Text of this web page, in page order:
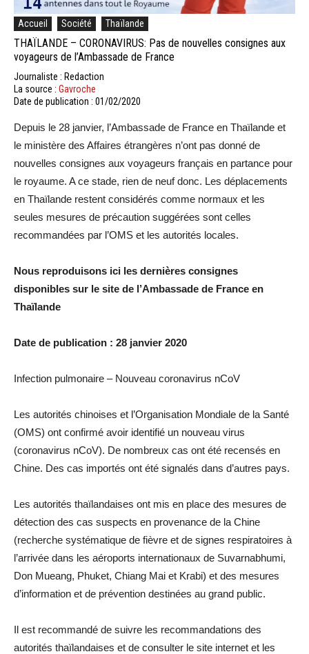
Accueil Société Thaïlande
THAÏLANDE – CORONAVIRUS: Pas de nouvelles consignes aux
voyageurs de l’Ambassade de France
Journaliste : Redaction
La source : Gavroche
Date de publication : 01/02/2020
Depuis le 28 janvier, l’Ambassade de France en Thaïlande et
le ministère des Affaires étrangères n’ont pas donné de
nouvelles consignes aux voyageurs français en partance pour
le royaume. A ce stade, rien de neuf donc. Les déplacements
en Thaïlande restent considérés comme normaux et les
seules mesures de précaution suggérées sont celles
recommandées par l’OMS et les autorités locales.
Nous reproduisons ici les dernières consignes
disponibles sur le site de l’Ambassade de France en
Thaïlande
Date de publication : 28 janvier 2020
Infection pulmonaire – Nouveau coronavirus nCoV
Les autorités chinoises et l’Organisation Mondiale de la Santé
(OMS) ont confirmé avoir identifié un nouveau virus
(coronavirus nCoV). De nombreux cas ont été recensés en
Chine. Des cas importés ont été signalés dans d’autres pays.
Les autorités thaïlandaises ont mis en place des mesures de
détection des cas suspects en provenance de la Chine
(recherche systématique de fièvre et de signes respiratoires à
l’arrivée dans les aéroports internationaux de Suvarnabhumi,
Don Mueang, Phuket, Chiang Mai et Krabi) et des mesures
d’information et de prévention destinées au grand public.
Il est recommandé de suivre les recommandations des
autorités thaïlandaises et de consulter le site internet et les